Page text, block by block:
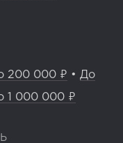
200 000 ₽ • До
1 000 000 ₽